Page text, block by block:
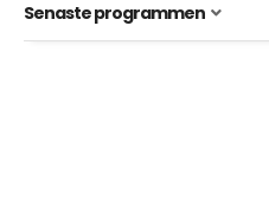
Senaste programmen